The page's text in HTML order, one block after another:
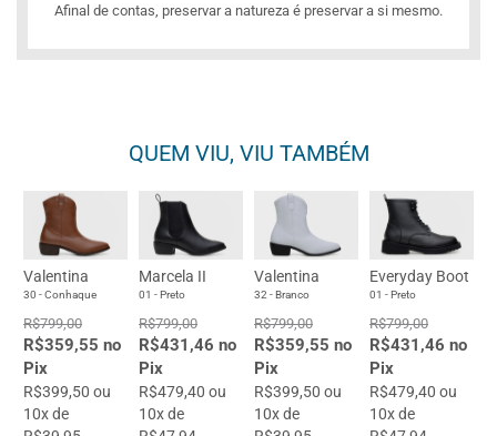
Afinal de contas, preservar a natureza é preservar a si mesmo.
QUEM VIU, VIU TAMBÉM
Valentina
30 - Conhaque
R$799,00
R$359,55 no
Pix
R$399,50 ou
10x de
Marcela II
01 - Preto
R$799,00
R$431,46 no
Pix
R$479,40 ou
10x de
Valentina
32 - Branco
R$799,00
R$359,55 no
Pix
R$399,50 ou
10x de
Everyday Boot
01 - Preto
R$799,00
R$431,46 no
Pix
R$479,40 ou
10x de